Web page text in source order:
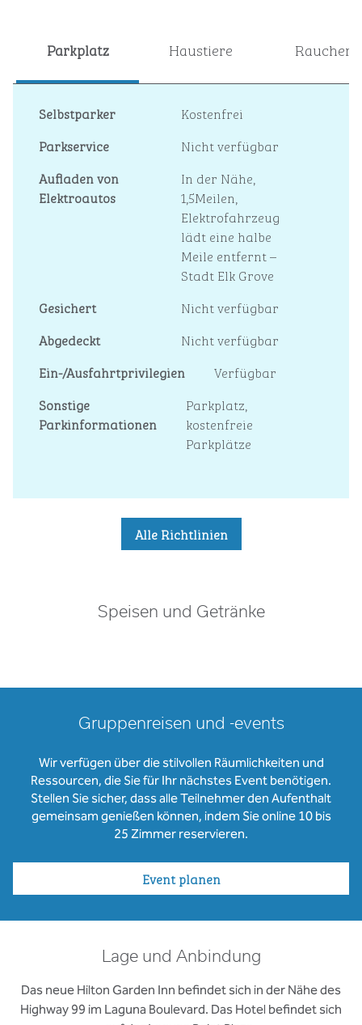
Parkplatz Haustiere Raucher
Selbstparker
Kostenfrei
Parkservice
Nicht verfügbar
Aufladen von
Elektroautos
In der Nähe,
1,5Meilen,
Elektrofahrzeug
lädt eine halbe
Meile entfernt –
Stadt Elk Grove
Gesichert
Nicht verfügbar
Abgedeckt
Nicht verfügbar
Ein-/Ausfahrtprivilegien
Verfügbar
Sonstige
Parkinformationen
Parkplatz,
kostenfreie
Parkplätze
Alle Richtlinien
Speisen und Getränke
Gruppenreisen und -events
Wir verfügen über die stilvollen Räumlichkeiten und
Ressourcen, die Sie für Ihr nächstes Event benötigen.
Stellen Sie sicher, dass alle Teilnehmer den Aufenthalt
gemeinsam genießen können, indem Sie online 10 bis
25 Zimmer reservieren.
Event planen
Lage und Anbindung
Das neue Hilton Garden Inn befindet sich in der Nähe des
Highway 99 im Laguna Boulevard. Das Hotel befindet sich